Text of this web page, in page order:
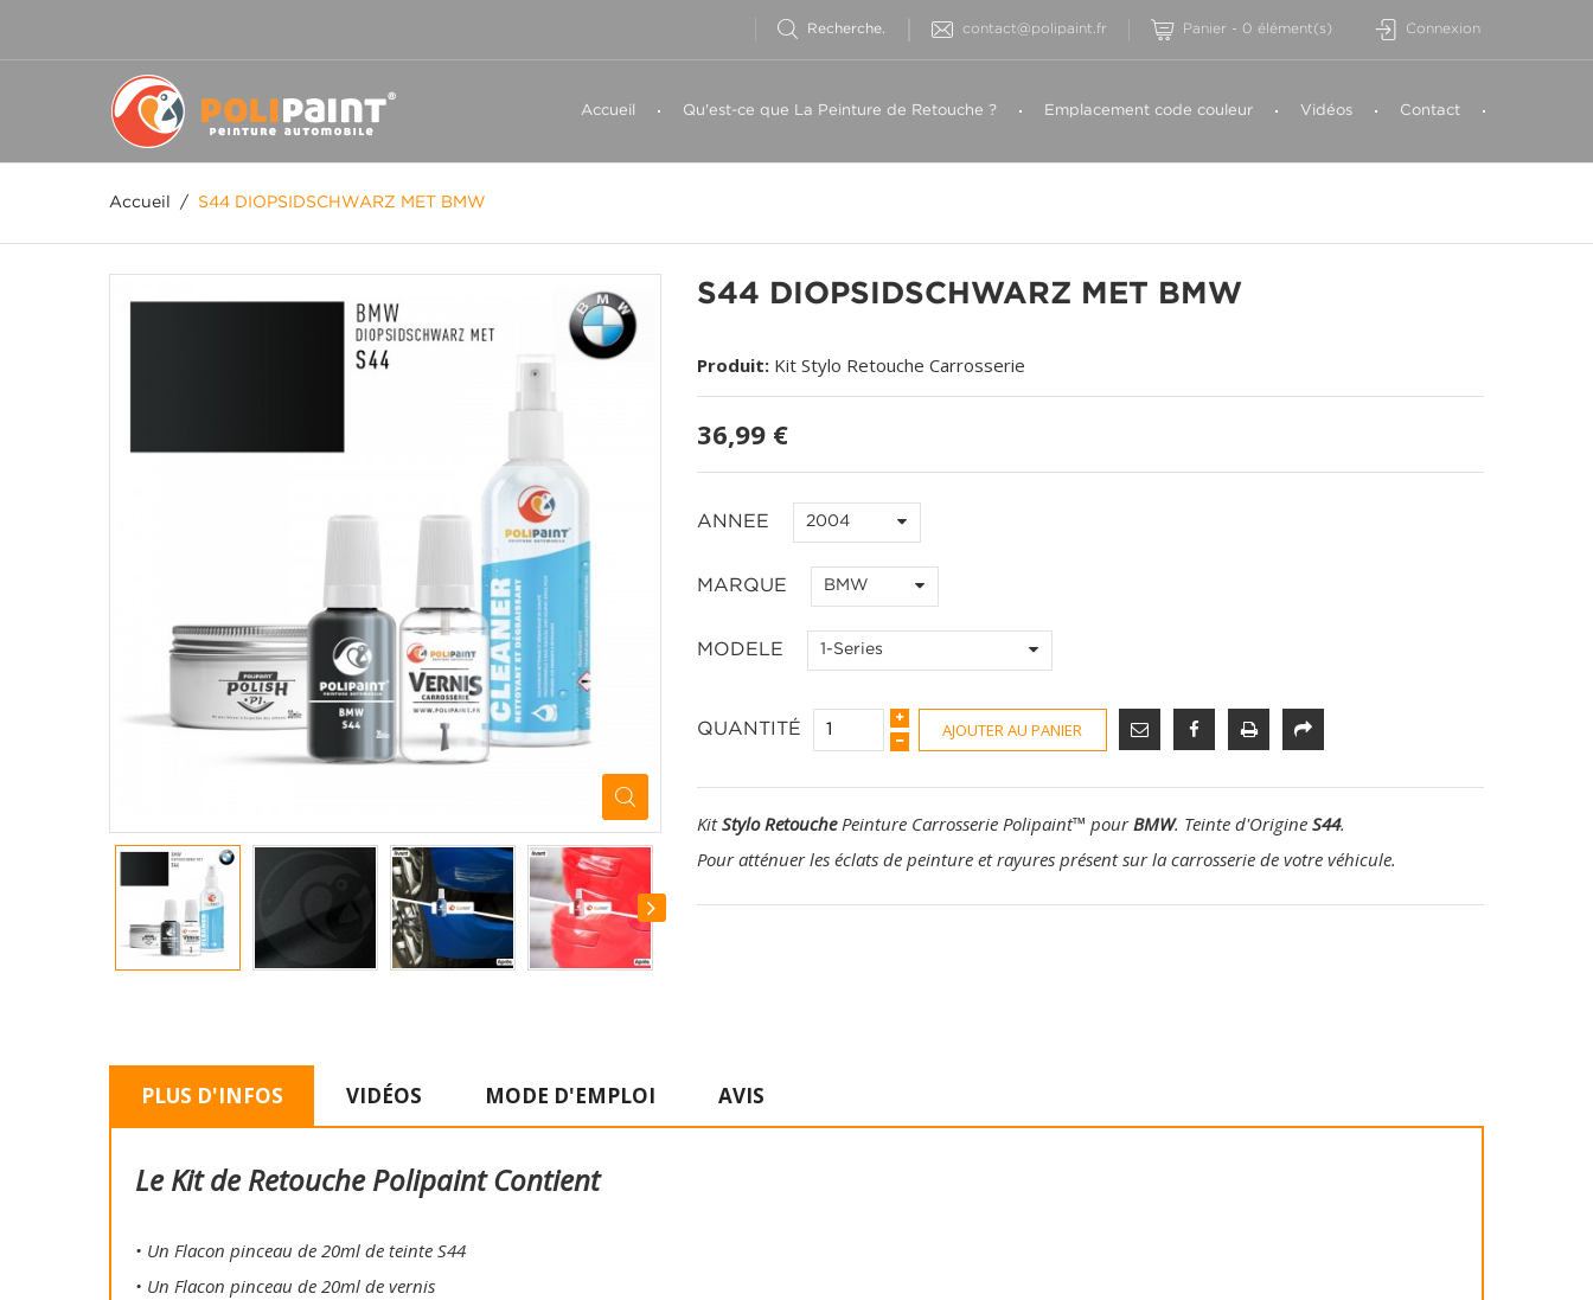
contact@polipaint.fr Panier - 0 élément(s) Connexion
Accueil Qu'est-ce que La Peinture de Retouche ? Emplacement code couleur Vidéos Contact
Accueil / S44 DIOPSIDSCHWARZ MET BMW
S44 DIOPSIDSCHWARZ MET BMW
Produit: Kit Stylo Retouche Carrosserie
36,99 €
ANNEE 2004
MARQUE BMW
MODELE 1-Series
QUANTITÉ AJOUTER AU PANIER
KitStylo RetouchePeinture Carrosserie Polipaint™ pourBMW. Teinte d'Origine S44.
Pour atténuer les éclats de peinture et rayures présent sur la carrosserie de votre véhicule.
PLUS D'INFOS VIDÉOS MODE D'EMPLOI AVIS
Le Kit de Retouche Polipaint Contient
• Un Flacon pinceau de 20ml de teinte S44
• Un Flacon pinceau de 20ml de vernis